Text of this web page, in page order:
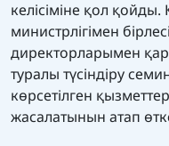
келісіміне қол
министрлігімен
директорларымен
туралы түсіндіру
көрсетілген
жасалатынын атап